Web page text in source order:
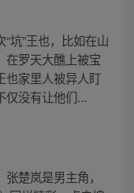
坑”王也，比如在山
在罗天大醮上被宝
也家里人被异人盯
仅没有让他们...
楚岚是男主角，